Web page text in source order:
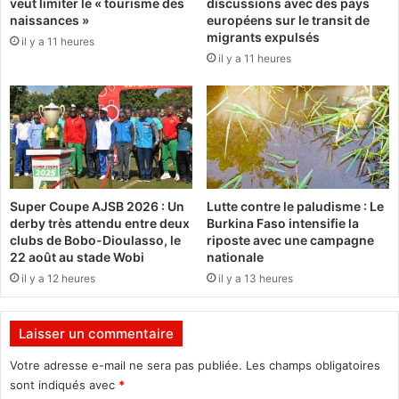
a
D
G
M
c
o
l
l
a
b
o
r
n
a
e
c
t
N
a
u
l
m
a
p
u
r
c
e
n
c
e
veut limiter le « tourisme des
naissances »
il y a 11 heures
discussions avec des pays
européens sur le transit de
migrants expulsés
il y a 11 heures
Super Coupe AJSB 2026 : Un
derby très attendu entre deux
clubs de Bobo-Dioulasso, le
22 août au stade Wobi
il y a 12 heures
Lutte contre le paludisme : Le
Burkina Faso intensifie la
riposte avec une campagne
nationale
il y a 13 heures
Laisser un commentaire
Votre adresse e-mail ne sera pas publiée. Les champs obligatoires
sont indiqués avec *